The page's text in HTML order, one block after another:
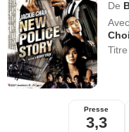
De
Avec
Choi
Presse
3,3